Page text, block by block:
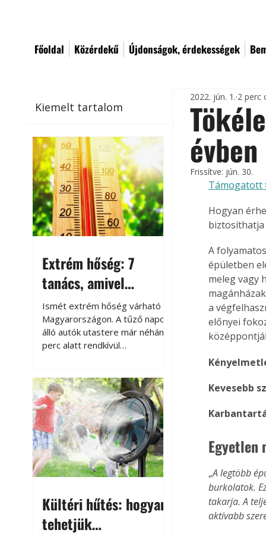
Főoldal Közérdekű Újdonságok, érdekességek
Kiemelt tartalom
Extrém hőség: 7
tanács, amivel
megóvhatjuk
autónkat a nyári
károktól
Ismét extrém hőség várható
Magyarországon. A tűző napon
álló autók utastere már néhány
perc alatt rendkívül
megközelítheti. Ez nemcsak a
beszállást teszi kellemetlenné,
hanem az autó állapotára és a
benne hagyott tárgyakra is
káros hatással lehet. Néhány
egyszerű óvintézkedéssel
azonban jelentősen
csökkenthetjük a hőség káros
Kültéri hűtés: hogyan
tehetjük
évben
2022. jún. 1. 2 perc
Frissítve: jún. 30.
Támogatott
Hogyan
A
épületben
meleg vagy
a
előnyei
Kevesebb
Egyetlen
„A legtöbb
burkolatok.
takarja. A
aktívabb